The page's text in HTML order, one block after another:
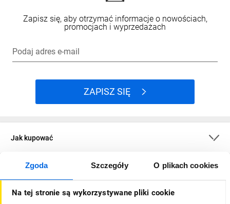
Zgoda Szczegóły O plikach cookies
Na tej stronie są wykorzystywane pliki cookie
Zapisz się, aby otrzymać informacje o nowościach,
promocjach i wyprzedażach
Podaj adres e-mail
ZAPISZ SIĘ
Jak kupować
O firmie